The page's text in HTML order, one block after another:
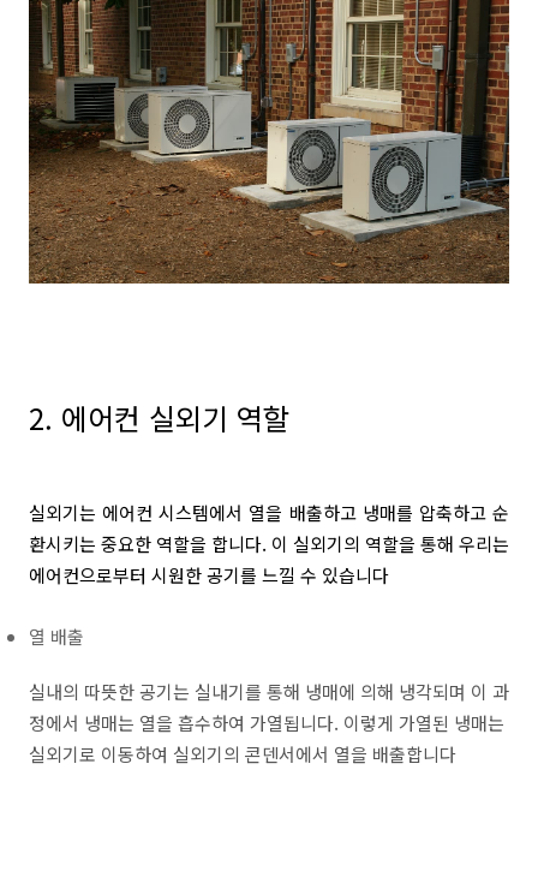
2. 에어컨 실외기 역할
실외기는 에어컨 시스템에서 열을 배출하고 냉매를 압축하고 순
환시키는 중요한 역할을 합니다. 이 실외기의 역할을 통해 우리는
에어컨으로부터 시원한 공기를 느낄 수 있습니다
열 배출
실내의 따뜻한 공기는 실내기를 통해 냉매에 의해 냉각되며 이 과
정에서 냉매는 열을 흡수하여 가열됩니다. 이렇게 가열된 냉매는
실외기로 이동하여 실외기의 콘덴서에서 열을 배출합니다